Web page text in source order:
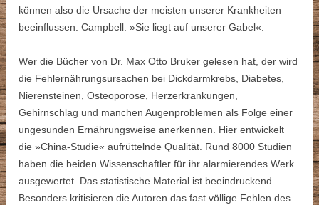
können also die Ursache der meisten unserer Krankheiten
beeinflussen. Campbell: »Sie liegt auf unserer Gabel«.
Wer die Bücher von Dr. Max Otto Bruker gelesen hat, der wird
die Fehlernährungsursachen bei Dickdarmkrebs, Diabetes,
Nierensteinen, Osteoporose, Herzerkrankungen,
Gehirnschlag und manchen Augenproblemen als Folge einer
ungesunden Ernährungsweise anerkennen. Hier entwickelt
die »China-Studie« aufrüttelnde Qualität. Rund 8000 Studien
haben die beiden Wissenschaftler für ihr alarmierendes Werk
ausgewertet. Das statistische Material ist beeindruckend.
Besonders kritisieren die Autoren das fast völlige Fehlen des